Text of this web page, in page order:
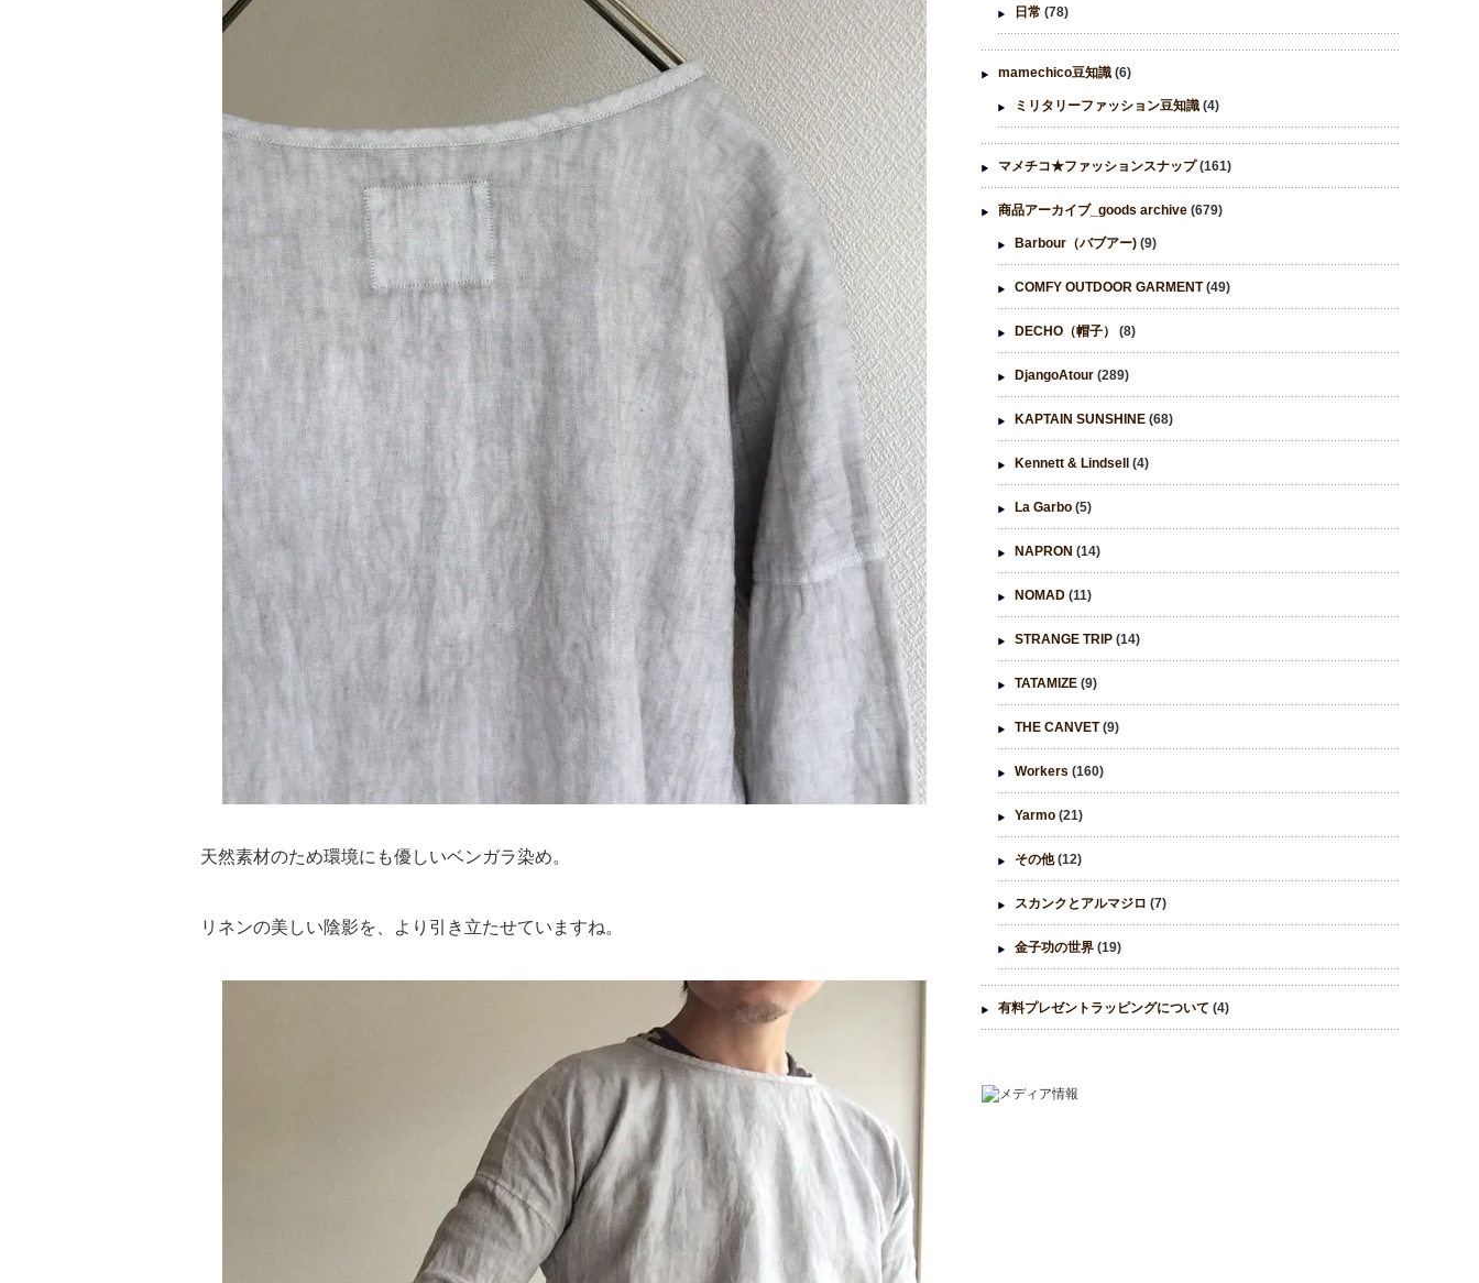
天然素材のため環境にも優しいベンガラ染め。
リネンの美しい陰影を、より引き立たせていますね。
日常 (78)
mamechico豆知識 (6)
ミリタリーファッション豆知識 (4)
マメチコ★ファッションスナップ(161)
商品アーカイブ_goods archive (679)
Barbour（バブアー) (9)
COMFY OUTDOOR GARMENT(49)
DECHO（帽子） (8)
DjangoAtour (289)
KAPTAIN SUNSHINE (68)
Kennett & Lindsell (4)
La Garbo (5)
NAPRON (14)
NOMAD (11)
STRANGE TRIP (14)
TATAMIZE (9)
THE CANVET(9)
Workers (160)
Yarmo (21)
その他(12)
スカンクとアルマジロ (7)
金子功の世界 (19)
有料プレゼントラッピングについて (4)